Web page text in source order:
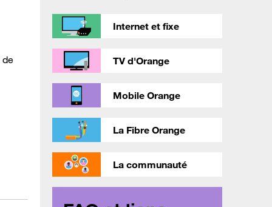
de
Internet et fixe
TV d'Orange
Mobile Orange
La Fibre Orange
La communauté